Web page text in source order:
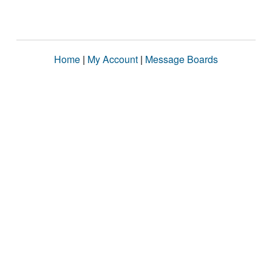
Home | My Account | Message Boards